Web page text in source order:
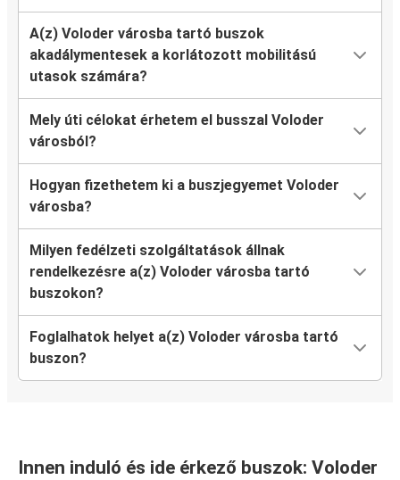
A(z) Voloder városba tartó buszok
akadálymentesek a korlátozott mobilitású
utasok számára?
Mely úti célokat érhetem el busszal Voloder
városból?
Hogyan fizethetem ki a buszjegyemet Voloder
városba?
Milyen fedélzeti szolgáltatások állnak
rendelkezésre a(z) Voloder városba tartó
buszokon?
Foglalhatok helyet a(z) Voloder városba tartó
buszon?
Innen induló és ide érkező buszok: Voloder